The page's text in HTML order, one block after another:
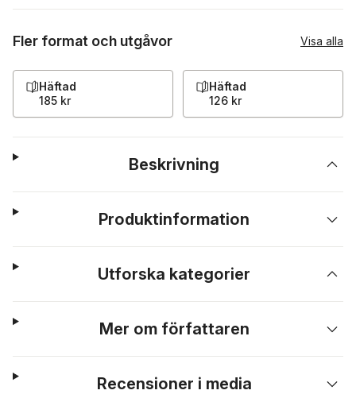
Fler format och utgåvor Visa alla
Häftad
185 kr
Häftad
126 kr
Beskrivning
Produktinformation
Utforska kategorier
Mer om författaren
Recensioner i media